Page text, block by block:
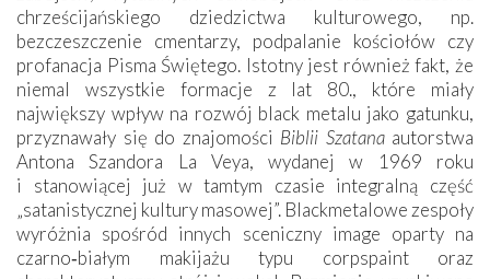
chrześcijańskiego dziedzictwa kulturowego, np.
bezczeszczenie cmentarzy, podpalanie kościołów czy
profanacja Pisma Świętego. Istotny jest również fakt, że
niemal wszystkie formacje z lat 80., które miały
największy wpływ na rozwój black metalu jako gatunku,
przyznawały się do znajomości Biblii Szatanaautorstwa
Antona Szandora La Veya, wydanej w 1969 roku
i stanowiącej już w tamtym czasie integralną część
„satanistycznej kultury masowej”. Blackmetalowe zespoły
wyróżnia spośród innych sceniczny image oparty na
czarno‑białym makijażu typu corpspaint oraz